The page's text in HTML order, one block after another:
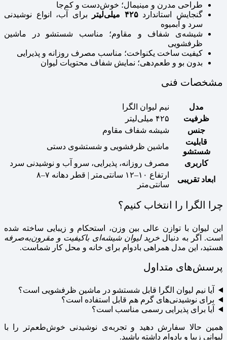
طراحی مدرن و مینیمال؛ خوش‌دست و کم‌جا
گنجایش استاندارد۴۲۵ میلی‌لیتر
برای آب، انواع نوشیدنی
سرد و آبمیوه
شیشه‌ی شفاف و مقاوم؛ مناسب شستشو در ماشین
ظرفشویی
کیفیت ساخت یکنواخت؛ مناسب مصرف روزانه و پذیرایی
بدون بو و طعم‌دهی؛ نمایش شفاف محتویات لیوان
مشخصات فنی
مدل
نیم لیوان الگرا
ظرفیت
۴۲۵ میلی‌لیتر
جنس
شیشه شفاف مقاوم
قابلیت
شستشو
ماشین ظرفشویی و شستشوی دستی
کاربری
مصرف روزانه، پذیرایی، سرو آب و نوشیدنی سرد
ابعاد تقریبی
ارتفاع ۱۰–۱۲ سانتی‌متر | قطر دهانه ۷–۸
سانتی‌متر
چرا الگرا را انتخاب کنیم؟
این لیوان با توازن عالی بین وزن، استحکام و زیبایی ساخته شده
است. اگر به دنبال خرید لیوان شیشه‌ای باکیفیت و مقرون‌به‌صرفه
هستید، این مدل همراهی بادوام برای خانه و محل کار شماست.
پرسش‌های متداول
آیا نیم لیوان الگرا قابل شستشو در ماشین ظرفشویی است؟
برای نوشیدنی‌های گرم هم قابل استفاده است؟
آیا برای پذیرایی رسمی مناسب است؟
همین حالا سفارش دهید و تجربه‌ی نوشیدنی خوش‌طعم‌تر را با
لیوانی زیبا و بادوام داشته باشید.